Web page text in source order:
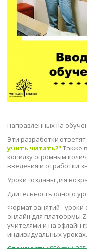
направленных на
Эти разработки
учить читать?"Также
копилку огромным
введения и отработки
Уроки созданы для
Длительность одного
Формат занятий - уроки
онлайн для платформы
учителями и на офлайн
индивидуальных уроках.